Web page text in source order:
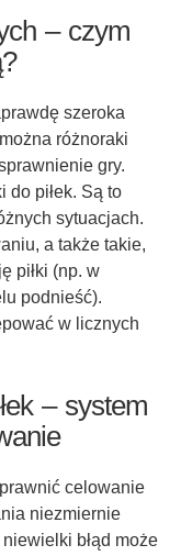
– czym
szeroka
różnoraki
gry.
do piłek. Są to
sytuacjach.
a także takie,
piłki (np. w
podnieść).
w licznych
– system
celowanie
niezmiernie
błąd może